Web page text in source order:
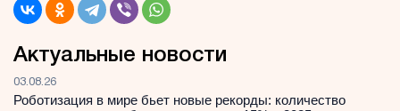
Актуальные новости
03.08.26
Роботизация в мире бьет новые рекорды: количество